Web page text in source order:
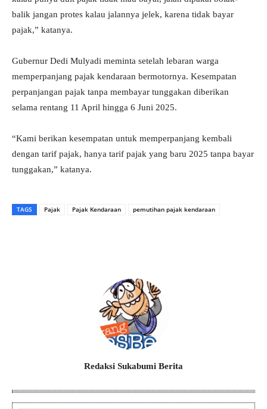
balik jangan protes kalau jalannya jelek, karena tidak bayar
pajak,” katanya.
Gubernur Dedi Mulyadi meminta setelah lebaran warga
memperpanjang pajak kendaraan bermotornya. Kesempatan
perpanjangan pajak tanpa membayar tunggakan diberikan
selama rentang 11 April hingga 6 Juni 2025.
“Kami berikan kesempatan untuk memperpanjang kembali
dengan tarif pajak, hanya tarif pajak yang baru 2025 tanpa bayar
tunggakan,” katanya.
TAGS Pajak Pajak Kendaraan pemutihan pajak kendaraan
Redaksi Sukabumi Berita